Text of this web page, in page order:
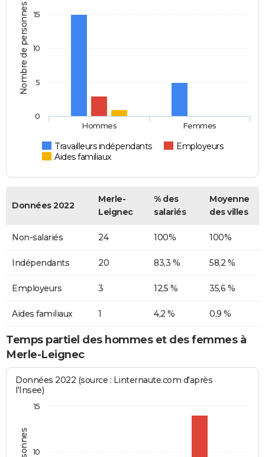
Nombre de personnes
Travailleurs indépendants
Employeurs
Aides familiaux
Hommes Femmes
0
5
10
15
Données 2022
Merle-
Leignec
% des
salariés
Moyenne
des villes
Non-salariés 24 100% 100%
Indépendants 20 83,3 % 58,2 %
Employeurs 3 12,5 % 35,6 %
Aides familiaux 1 4,2 % 0,9 %
Temps partiel des hommes et des femmes à
Merle-Leignec
Données 2022 (source : Linternaute.com d'après
l'Insee)
10
15